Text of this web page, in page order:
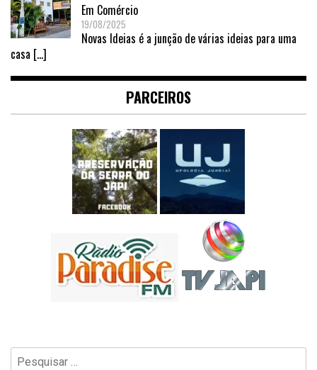
Em Comércio
19/08/2025
Novas Ideias é a junção de várias ideias para uma
casa […]
PARCEIROS
Pesquisar